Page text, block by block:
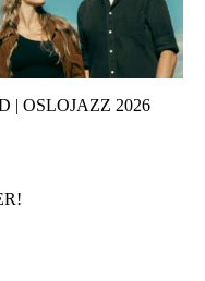
| OSLOJAZZ 2026